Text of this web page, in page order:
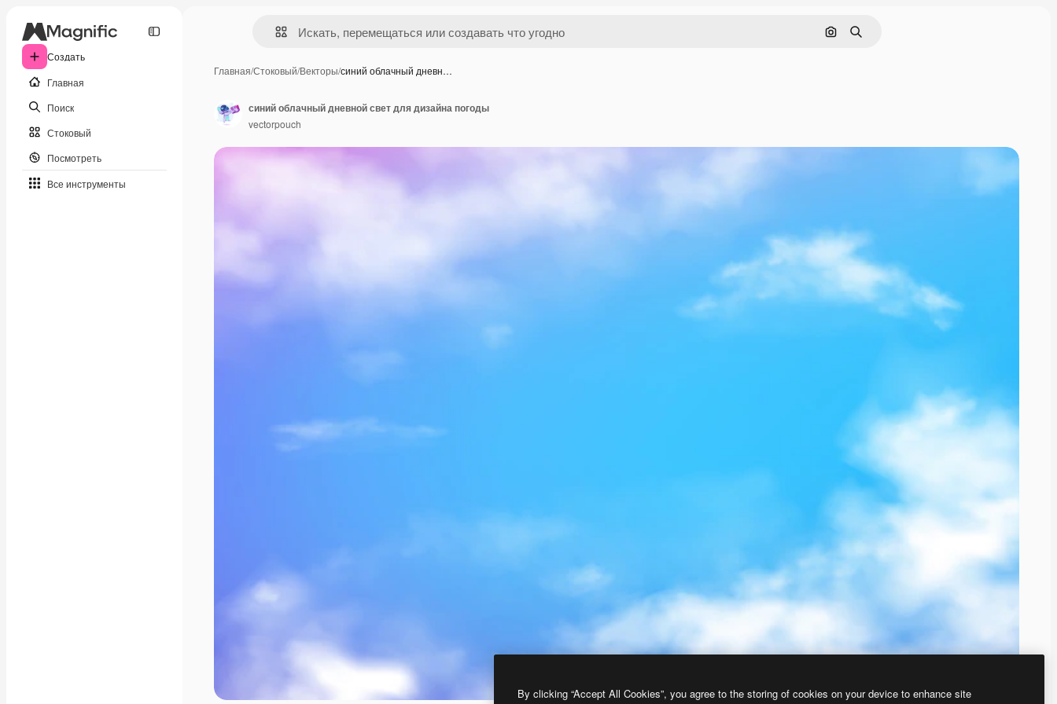
Создать
Главная
Поиск
Стоковый
Посмотреть
Все инструменты
Поиск по изображению
Поиск
Главная/Стоковый/Векторы/синий облачный дневн…
синий облачный дневной свет для дизайна погоды
vectorpouch
By clicking “Accept All Cookies”, you agree to the storing of cookies on your device to enhance site